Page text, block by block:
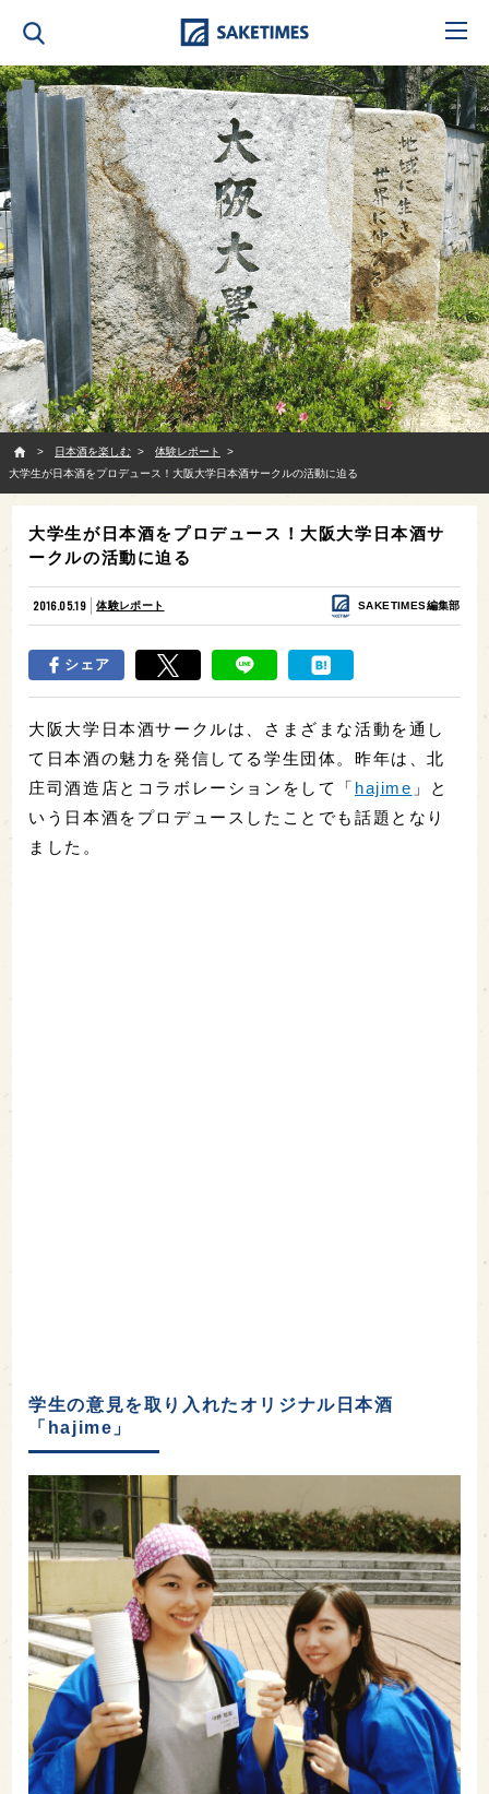
日本酒を楽しむ
体験レポート
大学生が日本酒をプロデュース！大阪大学日本酒サークルの活動に迫る
大学生が日本酒をプロデュース！大阪大学日本酒サ
ークルの活動に迫る
2016.05.19 体験レポート SAKETIMES編集部
シェア
大阪大学日本酒サークルは、さまざまな活動を通し
て日本酒の魅力を発信してる学生団体。昨年は、北
庄司酒造店とコラボレーションをして「 hajime 」と
いう日本酒をプロデュースしたことでも話題となり
ました。
学生の意見を取り入れたオリジナル日本酒
「hajime」